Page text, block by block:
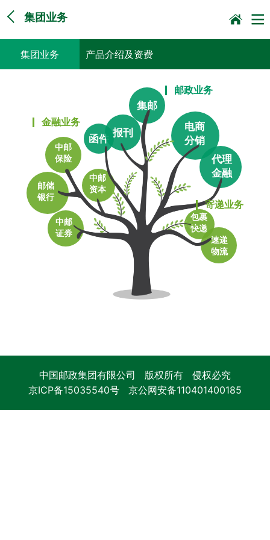
集团业务
集团业务 产品介绍及资费
中邮
证券
邮储
银行
中邮
保险
中邮
资本
金融业务
函件 报刊
集邮
邮政业务
电商
分销
代理
金融
寄递业务
包裹
快递
速递
物流
中国邮政集团有限公司 版权所有 侵权必究
京ICP备15035540号 京公网安备110401400185